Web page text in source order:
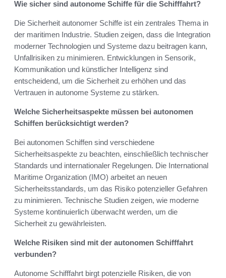
Wie sicher sind autonome Schiffe für die Schifffahrt?
Die Sicherheit autonomer Schiffe ist ein zentrales Thema in
der maritimen Industrie. Studien zeigen, dass die Integration
moderner Technologien und Systeme dazu beitragen kann,
Unfallrisiken zu minimieren. Entwicklungen in Sensorik,
Kommunikation und künstlicher Intelligenz sind
entscheidend, um die Sicherheit zu erhöhen und das
Vertrauen in autonome Systeme zu stärken.
Welche Sicherheitsaspekte müssen bei autonomen
Schiffen berücksichtigt werden?
Bei autonomen Schiffen sind verschiedene
Sicherheitsaspekte zu beachten, einschließlich technischer
Standards und internationaler Regelungen. Die International
Maritime Organization (IMO) arbeitet an neuen
Sicherheitsstandards, um das Risiko potenzieller Gefahren
zu minimieren. Technische Studien zeigen, wie moderne
Systeme kontinuierlich überwacht werden, um die
Sicherheit zu gewährleisten.
Welche Risiken sind mit der autonomen Schifffahrt
verbunden?
Autonome Schifffahrt birgt potenzielle Risiken, die von